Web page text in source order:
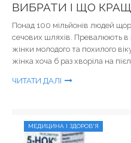
ВИБРАТИ І ЩО
Понад 100 мільйонів людей
сечових шляхів. Превалюють в
жінки молодого та похилого
жінка хоча б раз хворіла на
ЧИТАТИ ДАЛІ
МЕДИЦИНА І ЗДОРОВ'Я